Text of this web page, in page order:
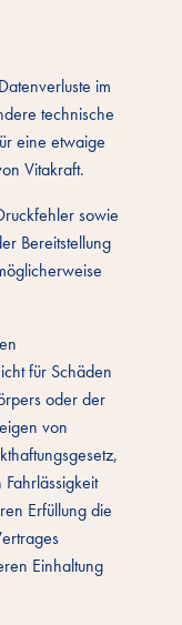
im
technische
eine etwaige
Vitakraft.
sowie
Bereitstellung
für Schäden
oder der
von
Erfüllung die
Einhaltung